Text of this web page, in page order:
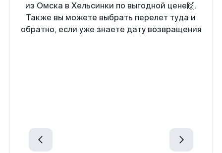
из Омска в Хельсинки по выгодной цене🙌.
Также вы можете выбрать перелет туда и
обратно, если уже знаете дату возвращения